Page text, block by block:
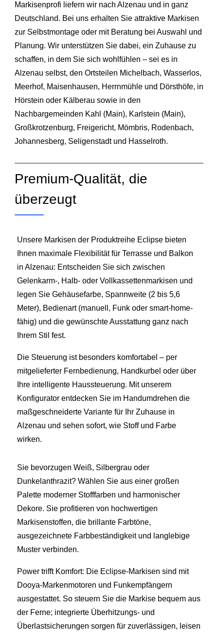
Markisenprofi liefern wir nach Alzenau und in ganz
Deutschland. Bei uns erhalten Sie attraktive Markisen
zur Selbstmontage oder mit Beratung bei Auswahl und
Planung. Wir unterstützen Sie dabei, ein Zuhause zu
schaffen, in dem Sie sich wohlfühlen – sei es in
Alzenau selbst, den Ortsteilen Michelbach, Wasserlos,
Meerhof, Maisenhausen, Herrnmühle und Dörsthöfe, in
Hörstein oder Kälberau sowie in den
Nachbargemeinden Kahl (Main), Karlstein (Main),
Großkrotzenburg, Freigericht, Mömbris, Rodenbach,
Johannesberg, Seligenstadt und Hasselroth.
Premium-Qualität, die
überzeugt
Unsere Markisen der Produktreihe Eclipse bieten
Ihnen maximale Flexibilität für Terrasse und Balkon
in Alzenau: Entscheiden Sie sich zwischen
Gelenkarm-, Halb- oder Vollkassettenmarkisen und
legen Sie Gehäusefarbe, Spannweite (2 bis 5,6
Meter), Bedienart (manuell, Funk oder smart-home-
fähig) und die gewünschte Ausstattung ganz nach
Ihrem Stil fest.
Die Steuerung ist besonders komfortabel – per
mitgelieferter Fernbedienung, Handkurbel oder über
Ihre intelligente Haussteuerung. Mit unserem
Konfigurator entdecken Sie im Handumdrehen die
maßgeschneiderte Variante für Ihr Zuhause in
Alzenau und sehen sofort, wie Stoff und Farbe
wirken.
Sie bevorzugen Weiß, Silbergrau oder
Dunkelanthrazit? Wählen Sie aus einer großen
Palette moderner Stofffarben und harmonischer
Dekore. Sie profitieren von hochwertigen
Markisenstoffen, die brillante Farbtöne,
ausgezeichnete Farbbeständigkeit und langlebige
Muster verbinden.
Power trifft Komfort: Die Eclipse-Markisen sind mit
Dooya-Markenmotoren und Funkempfängern
ausgestattet. So steuern Sie die Markise bequem aus
der Ferne; integrierte Überhitzungs- und
Überlastsicherungen sorgen für zuverlässigen, leisen